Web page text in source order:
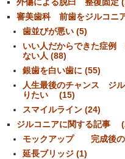
審美歯科 前歯をジルコニ
歯並びが悪い (5)
いい人だからできた症例
ない人 (88)
銀歯を白い歯に (55)
人生最後のチャンス ジ
りたい (15)
スマイルライン (24)
ジルコニアに関する記事
モックアップ 完成後の
延長ブリッジ (1)